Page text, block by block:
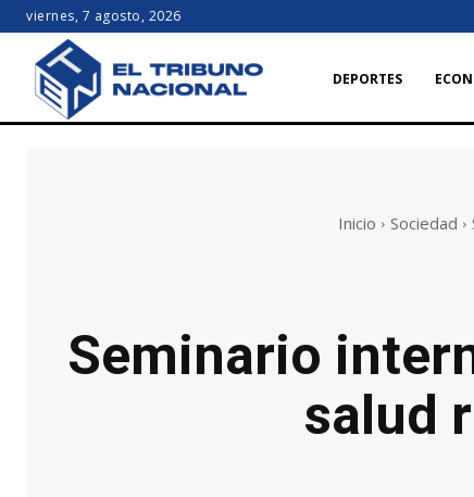
viernes, 7 agosto, 2026
DEPORTES
Inicio Sociedad
Seminario
salud